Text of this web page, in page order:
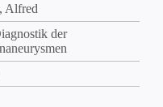
Alfred
der